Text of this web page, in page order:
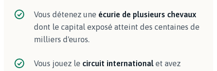
Vous détenez une écurie de plusieurs chevaux
dont le capital exposé atteint des centaines de
milliers d'euros.
Vous jouez le circuit international et avez